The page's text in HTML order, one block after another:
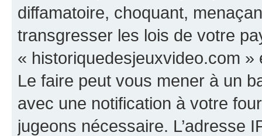
diffamatoire, choquant,
transgresser les lois de votre
« historiquedesjeuxvideo.com
Le faire peut vous mener à un
avec une notification à votre
jugeons nécessaire. L’adresse